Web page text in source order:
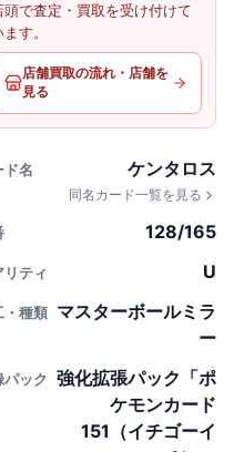
頭で査定・買取を受け付けて
ます。
店舗買取の流れ・店舗を
見る
ド名 ケンタロス
同名カード一覧を見る
128/165
リティ U
・種類 マスターボールミラ
ー
パック
強化拡張パック「ポ
ケモンカード
151（イチゴーイ